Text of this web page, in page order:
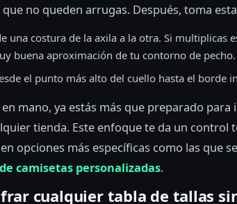
no queden arrugas. Después, toma
una costura de la axila a la otra. Si multiplicas
buena aproximación de tu contorno de pecho.
el punto más alto del cuello hasta el borde
mano, ya estás más que preparado
tienda. Este enfoque te da un control
opciones más específicas como las que
camisetas personalizadas.
cualquier tabla de tallas